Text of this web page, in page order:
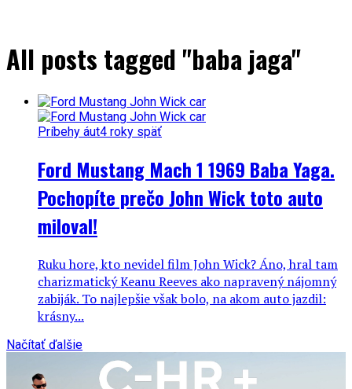
All posts tagged "baba jaga"
Príbehy áut4 roky späť
Ford Mustang Mach 1 1969 Baba Yaga.
Pochopíte prečo John Wick toto auto
miloval!
Ruku hore, kto nevidel film John Wick? Áno, hral tam
charizmatický Keanu Reeves ako napravený nájomný
zabiják. To najlepšie však bolo, na akom auto jazdil:
krásny...
Načítať ďalšie